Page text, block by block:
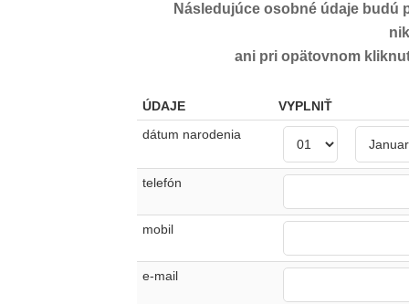
Následujúce osobné údaje budú
ani pri opätovnom
ÚDAJE
VYPLNIŤ
dátum narodenia
telefón
mobil
e-mail